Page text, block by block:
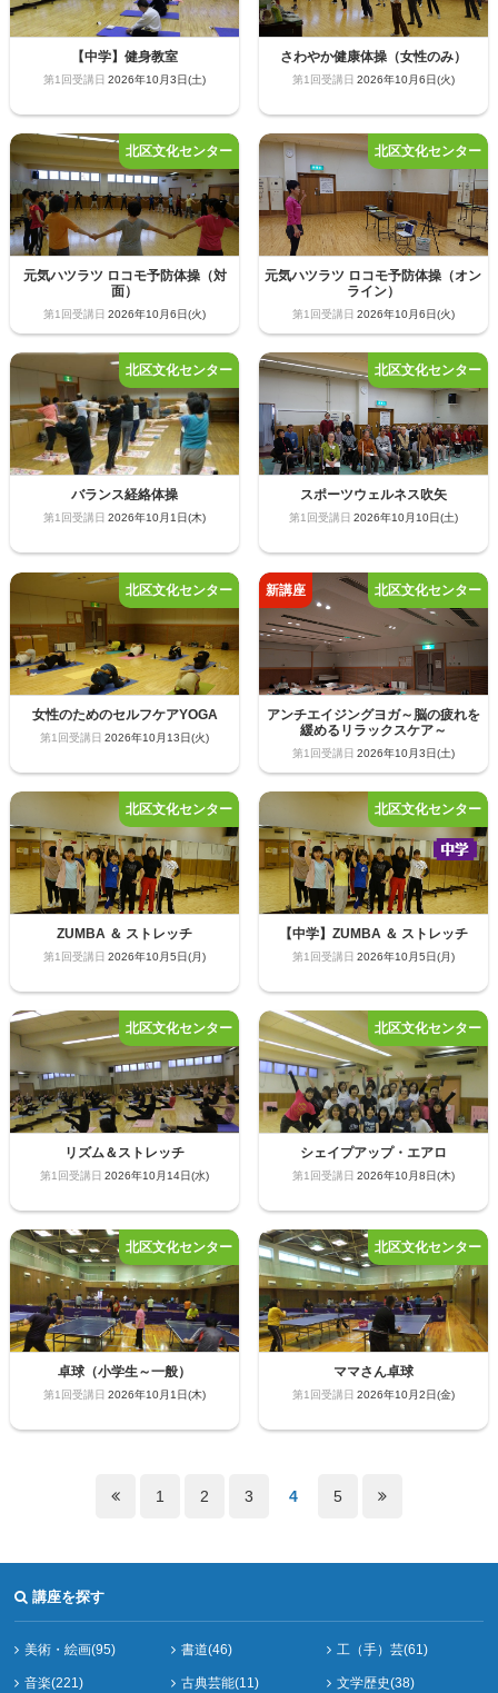
【中学】健身教室
2026年10月3日(土)
さわやか健康体操（女性のみ）
2026年10月6日(火)
元気ハツラツ ロコモ予防体操（対
面）
2026年10月6日(火)
元気ハツラツ ロコモ予防体操（オン
ライン）
2026年10月6日(火)
バランス経絡体操
2026年10月1日(木)
スポーツウェルネス吹矢
2026年10月10日(土)
女性のためのセルフケアYOGA
2026年10月13日(火)
アンチエイジングヨガ～脳の疲れを
緩めるリラックスケア～
2026年10月3日(土)
ZUMBA ＆ ストレッチ
2026年10月5日(月)
【中学】ZUMBA ＆ ストレッチ
2026年10月5日(月)
リズム＆ストレッチ
2026年10月14日(水)
シェイプアップ・エアロ
2026年10月8日(木)
卓球（小学生～一般）
2026年10月1日(木)
ママさん卓球
2026年10月2日(金)
1 2 3 4 5
講座を探す
美術・絵画(95) 書道(46) 工（手）芸(61)
音楽(221) 古典芸能(11) 文学歴史(38)